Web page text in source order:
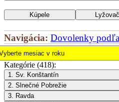
Kúpele
Navigácia: Dovolenky
Kategórie (418):
1. Sv. Konštantín
2. Slnečné Pobrežie
3. Ravda